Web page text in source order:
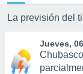
las
y
forma
La previsión del
Jueves,